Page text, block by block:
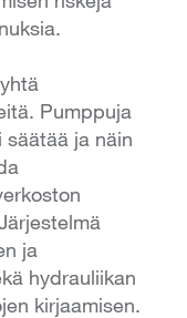
Pumppuja
ja näin
ja
hydrauliikan
kirjaamisen.